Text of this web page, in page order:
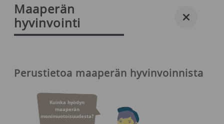
Maaperän
hyvinvointi
Perustietoa maaperän hyvinvoinnista